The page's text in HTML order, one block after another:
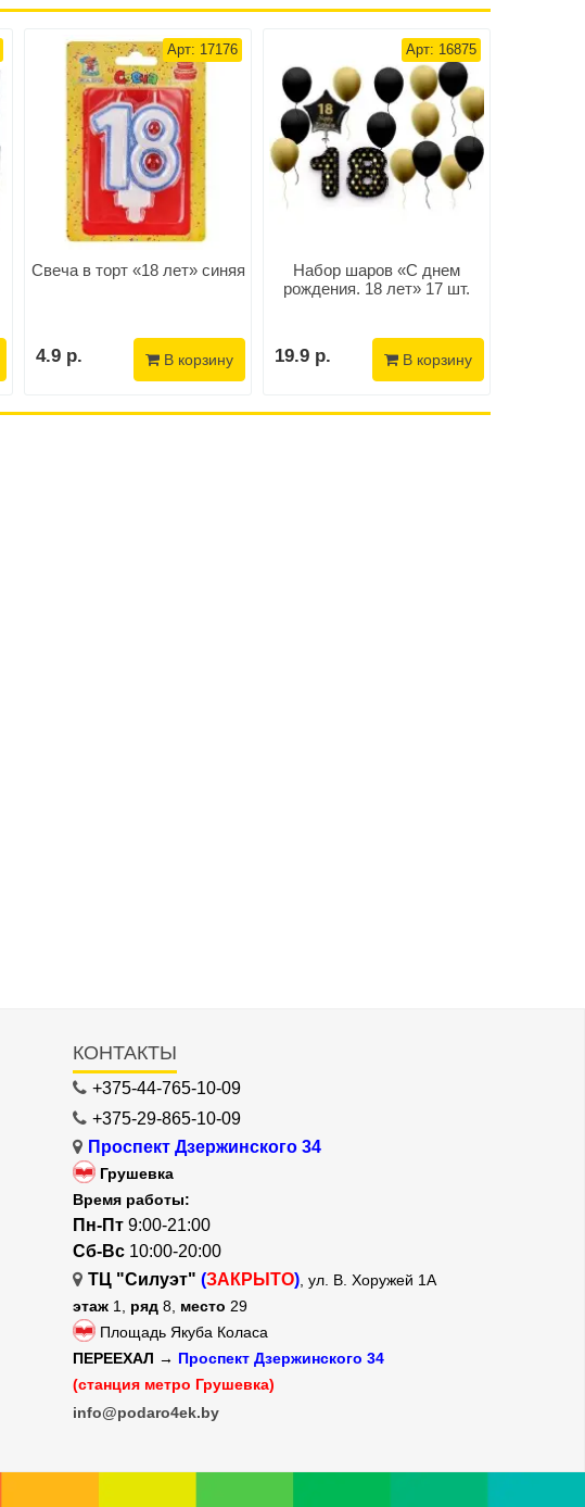
Арт: 17176
Свеча в торт «18 лет» синяя
4.9 р. В корзину
Арт: 16875
Набор шаров «С днем
рождения. 18 лет» 17 шт.
19.9 р. В корзину
КОНТАКТЫ
+375-44-765-10-09
+375-29-865-10-09
Проспект Дзержинского 34
Грушевка
Время работы:
Пн-Пт 9:00-21:00
Сб-Вс 10:00-20:00
ТЦ "Силуэт" (ЗАКРЫТО) , ул. В. Хоружей 1А
этаж 1, ряд 8, место 29
Площадь Якуба Коласа
ПЕРЕЕХАЛ → Проспект Дзержинского 34
(станция метро Грушевка)
info@podaro4ek.by